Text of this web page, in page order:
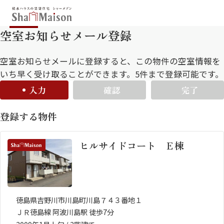
保存した条件
お気に入り
北海道
中部
九州
市区郡・路線・駅から探す
通勤・通学時間から探す
人気のカテゴリから探す
空室お知らせメール登録
空室お知らせメールに登録すると、この物件の空室情報を
いち早く受け取ることができます。5件まで登録可能です。
入力
確認 完了
登録する物件
ヒルサイドコート Ｅ棟
徳島県吉野川市川島町川島７４３番地１
ＪＲ徳島線 阿波川島駅 徒歩7分